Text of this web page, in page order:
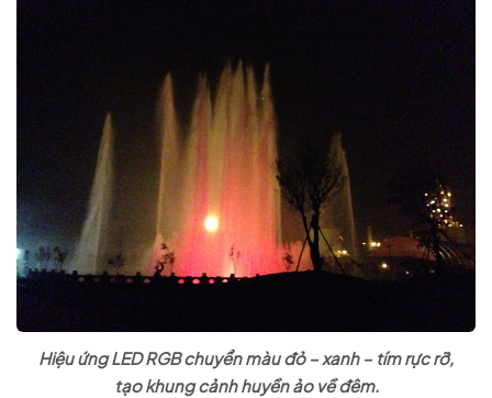
Hiệu ứng LED RGB chuyển màu đỏ – xanh – tím rực rỡ,
tạo khung cảnh huyền ảo về đêm.